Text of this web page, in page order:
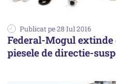
Publicat pe 28 Iul 2016
Federal-Mogul
piesele de directie-